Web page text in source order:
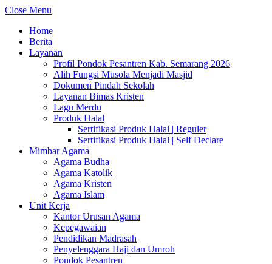
Close Menu
Home
Berita
Layanan
Profil Pondok Pesantren Kab. Semarang 2026
Alih Fungsi Musola Menjadi Masjid
Dokumen Pindah Sekolah
Layanan Bimas Kristen
Lagu Merdu
Produk Halal
Sertifikasi Produk Halal | Reguler
Sertifikasi Produk Halal | Self Declare
Mimbar Agama
Agama Budha
Agama Katolik
Agama Kristen
Agama Islam
Unit Kerja
Kantor Urusan Agama
Kepegawaian
Pendidikan Madrasah
Penyelenggara Haji dan Umroh
Pondok Pesantren